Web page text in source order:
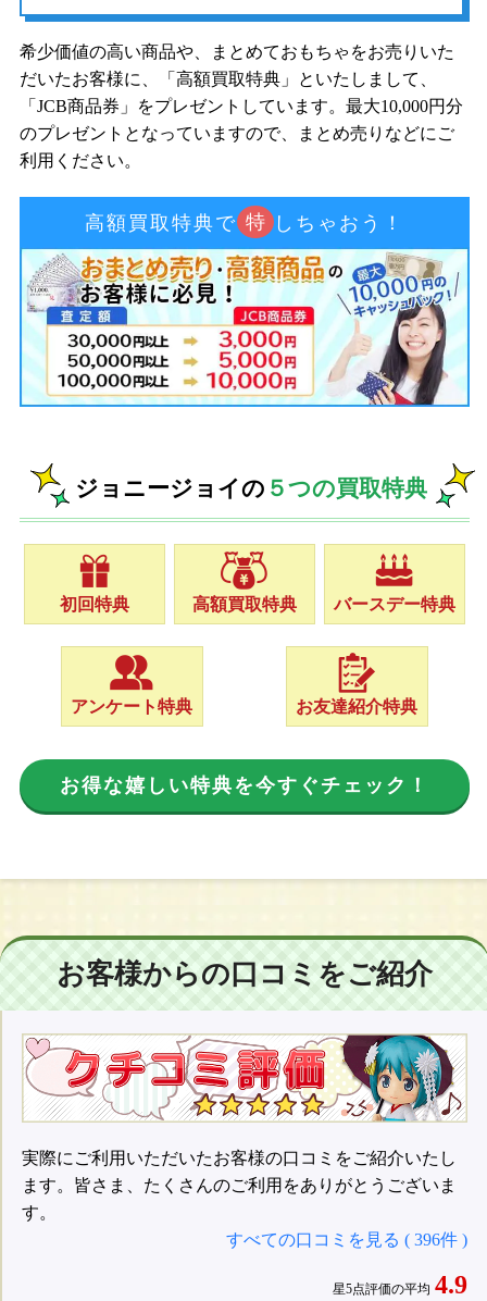
希少価値の高い商品や、まとめておもちゃをお売りいた
だいたお客様に、「高額買取特典」といたしまして、
「JCB商品券」をプレゼントしています。最大10,000円分
のプレゼントとなっていますので、まとめ売りなどにご
利用ください。
高額買取特典で 特 しちゃおう！
ジョニージョイの ５つの買取特典
初回特典 高額買取特典 バースデー特典
アンケート特典 お友達紹介特典
お得な嬉しい特典を今すぐチェック！
お客様からの口コミをご紹介
実際にご利用いただいたお客様の口コミをご紹介いたし
ます。皆さま、たくさんのご利用をありがとうございま
す。
すべての口コミを見る ( 396件 )
星5点評価の平均 4.9